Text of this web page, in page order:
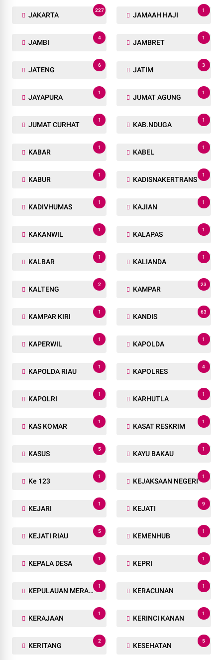
JAKARTA
227
JAMAAH HAJI
1
JAMBI
4
JAMBRET
1
JATENG
6
JATIM
3
JAYAPURA
1
JUMAT AGUNG
1
JUMAT CURHAT
1
KAB.NDUGA
1
KABAR
1
KABEL
1
KABUR
1
KADISNAKERTRANS
1
KADIVHUMAS
1
KAJIAN
1
KAKANWIL
1
KALAPAS
1
KALBAR
1
KALIANDA
1
KALTENG
2
KAMPAR
23
KAMPAR KIRI
1
KANDIS
63
KAPERWIL
1
KAPOLDA
1
KAPOLDA RIAU
1
KAPOLRES
4
KAPOLRI
1
KARHUTLA
1
KAS KOMAR
1
KASAT RESKRIM
1
KASUS
5
KAYU BAKAU
1
Ke 123
1
KEJAKSAAN NEGERI
1
KEJARI
1
KEJATI
9
KEJATI RIAU
5
KEMENHUB
1
KEPALA DESA
1
KEPRI
1
KEPULAUAN MERANTI
1
KERACUNAN
1
KERAJAAN
1
KERINCI KANAN
1
KERITANG
2
KESEHATAN
5